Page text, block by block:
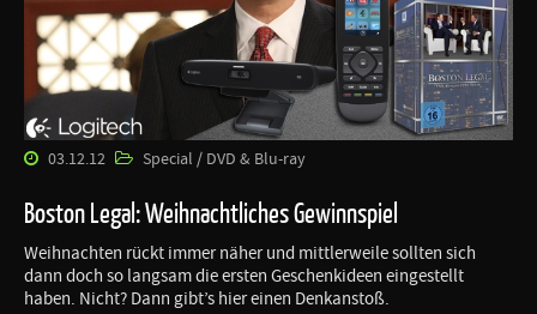
03.12.12 Special / DVD & Blu-ray
Boston Legal: Weihnachtliches Gewinnspiel
Weihnachten rückt immer näher und mittlerweile sollten sich
dann doch so langsam die ersten Geschenkideen eingestellt
haben. Nicht? Dann gibt’s hier einen Denkanstoß.